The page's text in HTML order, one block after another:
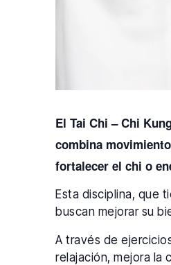
El Tai Chi – Chi
combina
fortalecer el chi o
Esta disciplina, que
buscan mejorar su
A través de
relajación, mejora la